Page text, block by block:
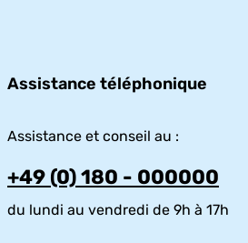
Assistance téléphonique
Assistance et conseil au :
+49 (0) 180 - 000000
du lundi au vendredi de 9h à 17h